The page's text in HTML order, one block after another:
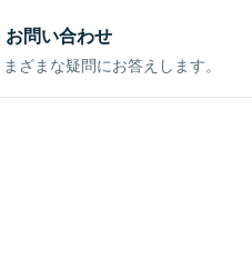
問い合わせ
ざまな疑問にお答えします。